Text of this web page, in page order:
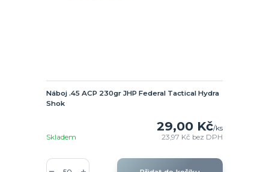
Náboj .45 ACP 230gr JHP Federal Tactical Hydra
Shok
29,00 Kč/ks
23,97 Kč bez DPH
Skladem